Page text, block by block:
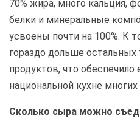
70% жира, много кальция,
белки и минеральные
усвоены почти на 100%. К
гораздо дольше
продуктов, что обеспечило
национальной кухне
Сколько сыра можно